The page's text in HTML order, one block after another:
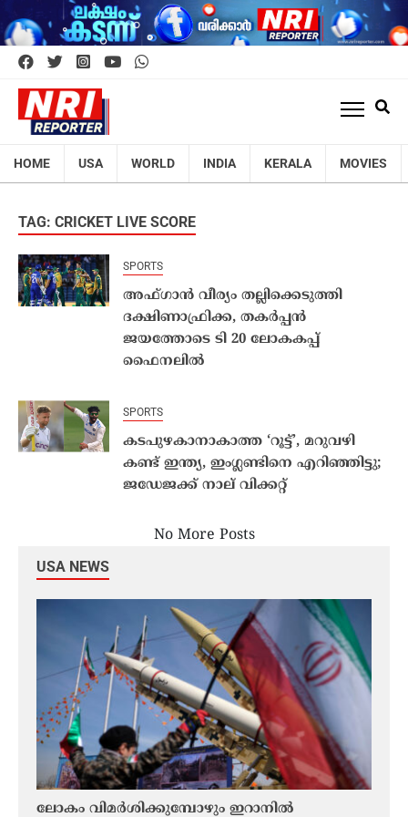
HOME USA WORLD INDIA KERALA MOVIES
TAG: CRICKET LIVE SCORE
SPORTS
അഫ്ഗാൻ വീര്യം തല്ലിക്കെടുത്തി
ദക്ഷിണാഫ്രിക്ക, തകർപ്പൻ
ജയത്തോടെ ടി 20 ലോകകപ്പ്
ഫൈനലില്‍
SPORTS
കടപുഴകാനാകാത്ത ‘റൂട്ട്’, മറുവഴി
കണ്ട് ഇന്ത്യ, ഇംഗ്ലണ്ടിനെ എറിഞ്ഞിട്ടു;
ജഡേജക്ക് നാല് വിക്കറ്റ്
No More Posts
USA NEWS
ലോകം വിമർശിക്കുമ്പോഴും ഇറാനിൽ